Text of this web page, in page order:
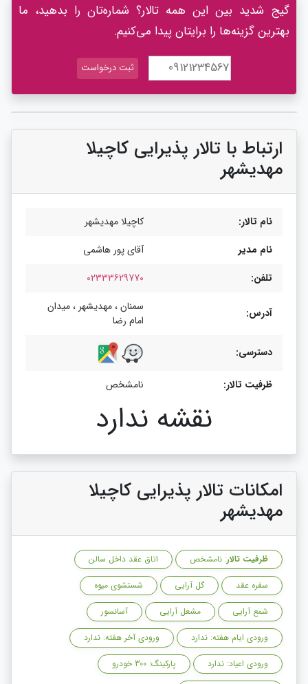
گیج شدید بین این همه تالار؟ شماره‌تان را بدهید، ما
بهترین گزینه‌ها را برایتان پیدا می‌کنیم.
ارتباط با تالار پذیرایی کاچیلا
مهدیشهر
نام تالار:
کاچیلا مهدیشهر
نام مدیر
آقای پور هاشمی
تلفن:
02333629770
آدرس:
سمنان ، مهدیشهر ، میدان
امام رضا
دسترسی:
ظرفیت تالار: نامشخص
نقشه ندارد
امکانات تالار پذیرایی کاچیلا
مهدیشهر
ظرفیت تالار: نامشخص
اتاق عقد داخل سالن
سفره عقد
گل آرایی
شستشوی میوه
شمع آرایی
مشعل آرایی
آسانسور
ورودی ایام هفته: ندارد
ورودی آخر هفته: ندارد
ورودی اعیاد: ندارد
پارکینگ: 300 خودرو